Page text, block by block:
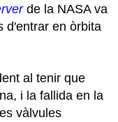
de la NASA va
d'entrar en òrbita
al tenir que
i la fallida en la
vàlvules